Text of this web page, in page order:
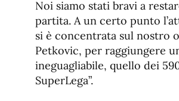
Noi siamo stati bravi a
partita. A un certo punto
si è concentrata sul nostro
Petkovic, per raggiungere
ineguagliabile, quello dei
SuperLega”.